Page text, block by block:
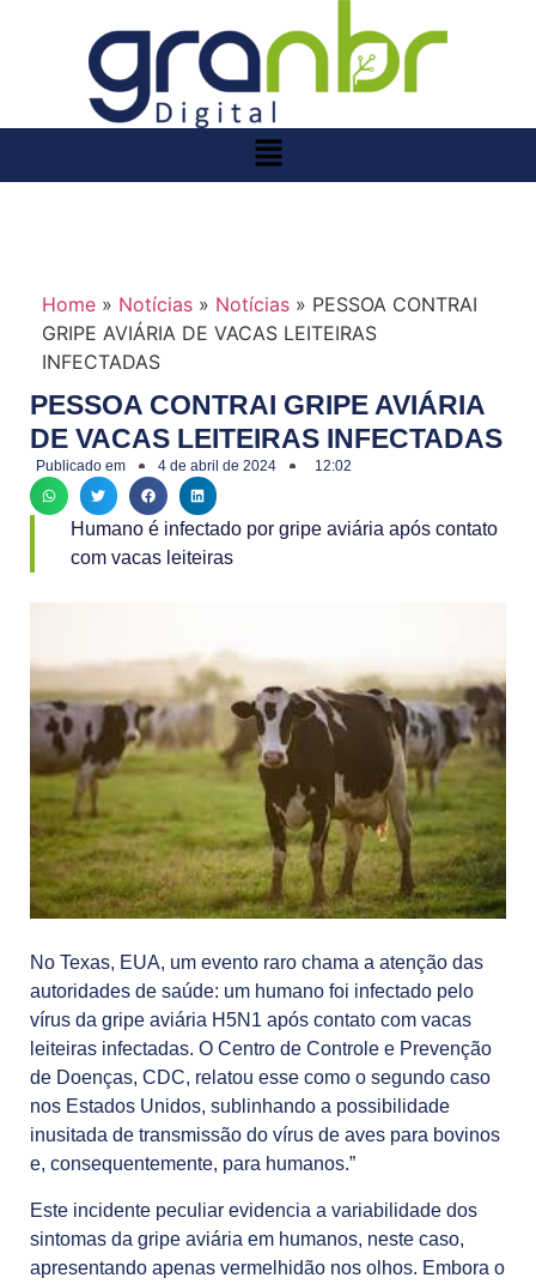
Home » Notícias » Notícias » PESSOA CONTRAI
GRIPE AVIÁRIA DE VACAS LEITEIRAS
INFECTADAS
PESSOA CONTRAI GRIPE AVIÁRIA
DE VACAS LEITEIRAS INFECTADAS
Publicado em 4 de abril de 2024 12:02
Humano é infectado por gripe aviária após contato
com vacas leiteiras
No Texas, EUA, um evento raro chama a atenção das
autoridades de saúde: um humano foi infectado pelo
vírus da gripe aviária H5N1 após contato com vacas
leiteiras infectadas. O Centro de Controle e Prevenção
de Doenças, CDC, relatou esse como o segundo caso
nos Estados Unidos, sublinhando a possibilidade
inusitada de transmissão do vírus de aves para bovinos
e, consequentemente, para humanos.”
Este incidente peculiar evidencia a variabilidade dos
sintomas da gripe aviária em humanos, neste caso,
apresentando apenas vermelhidão nos olhos. Embora o